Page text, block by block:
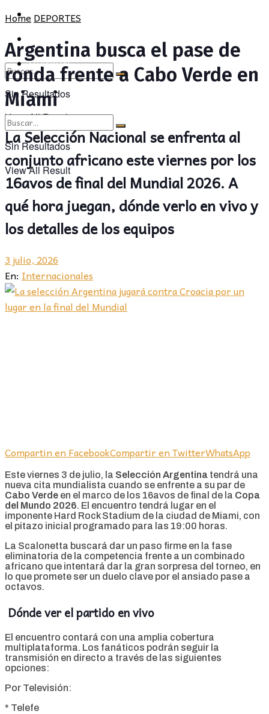
CULTURA
Sin Resultados
View All Result
SOCIEDAD
CULTURA
OPINIÓN
Sin Resultados
View All Result
HomeDEPORTES
Argentina busca el pase de
ronda frente a Cabo Verde en
Miami
La Selección Nacional se enfrenta al
conjunto africano este viernes por los
16avos de final del Mundial 2026. A
qué hora juegan, dónde verlo en vivo y
los detalles de los equipos
3 julio, 2026
En: Internacionales
Compartin en FacebookCompartir en TwitterWhatsApp
Este viernes 3 de julio, la Selección Argentina tendrá una
nueva cita mundialista cuando se enfrente a su par de
Cabo Verde en el marco de los 16avos de final de la Copa
del Mundo 2026. El encuentro tendrá lugar en el
imponente Hard Rock Stadium de la ciudad de Miami, con
el pitazo inicial programado para las 19:00 horas.
La Scalonetta buscará dar un paso firme en la fase
eliminatoria de la competencia frente a un combinado
africano que intentará dar la gran sorpresa del torneo, en
lo que promete ser un duelo clave por el ansiado pase a
octavos.
Dónde ver el partido en vivo
El encuentro contará con una amplia cobertura
multiplataforma. Los fanáticos podrán seguir la
transmisión en directo a través de las siguientes
opciones:
Por Televisión:
* Telefe